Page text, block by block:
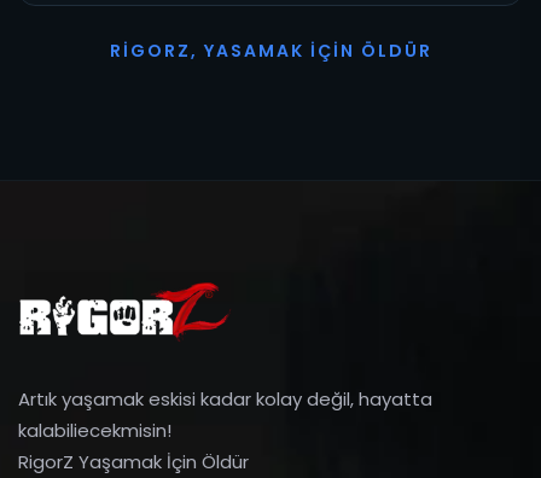
R I G O R Z, YASAMAK İ ÇI N Ö L D Ü R
Artık yaşamak eskisi kadar kolay değil, hayatta
kalabiliecekmisin!
RigorZ Yaşamak İçin Öldür